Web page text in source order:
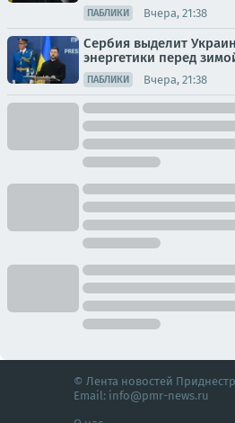
ПАБЛИКИ Вчера, 21:38
Сербия выделит
энергетики перед
ПАБЛИКИ Вчера, 21:38
© Лента новостей
Email: info@pmr-news.ru